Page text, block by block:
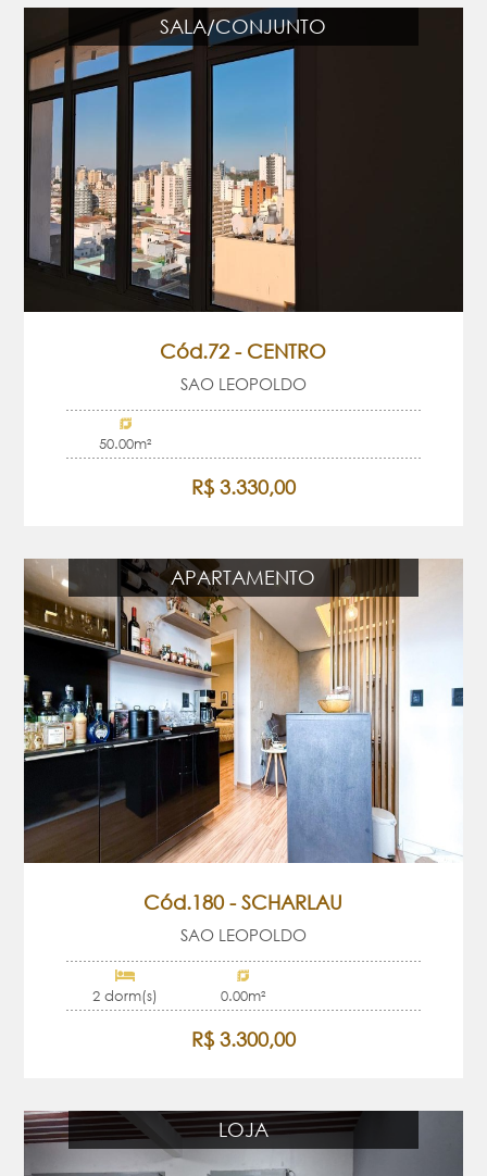
SALA/CONJUNTO
Cód.72 - CENTRO
SAO LEOPOLDO
50.00m²
R$ 3.330,00
APARTAMENTO
Cód.180 - SCHARLAU
SAO LEOPOLDO
2 dorm(s) 0.00m²
R$ 3.300,00
LOJA